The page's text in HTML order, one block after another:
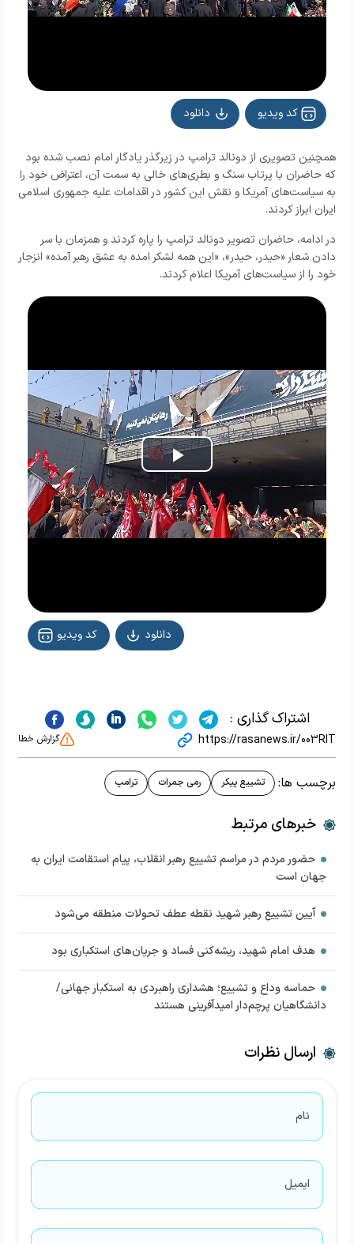
کد ویدیو دانلود
همچنین تصویری از دونالد ترامپ در زیرگذر یادگار امام نصب شده بود
که حاضران با پرتاب سنگ و بطری‌های خالی به سمت آن، اعتراض خود را
به سیاست‌های آمریکا و نقش این کشور در اقدامات علیه جمهوری اسلامی
ایران ابراز کردند.‌
‌در ادامه، حاضران تصویر دونالد ترامپ را پاره کردند و همزمان با سر
دادن شعار «حیدر، حیدر»، «این همه لشکر امده به عشق رهبر آمده» انزجار
خود را از سیاست‌های آمریکا اعلام کردند.
Play
Video
کد ویدیو دانلود
اشتراک گذاری :
https://rasanews.ir/003RIT گزارش خطا
برچسب ها: تشییع پیکر رمی جمرات ترامپ
خبرهای مرتبط
حضور مردم در مراسم تشییع رهبر انقلاب، پیام استقامت ایران به
جهان است
آیین تشییع رهبر شهید نقطه عطف تحولات منطقه می‌شود
هدف امام شهید، ریشه‌کنی فساد و جریان‌های استکباری بود
حماسه وداع و تشییع؛ هشداری راهبردی به استکبار جهانی/
دانشگاهیان پرچم‌دار امیدآفرینی هستند
ارسال نظرات